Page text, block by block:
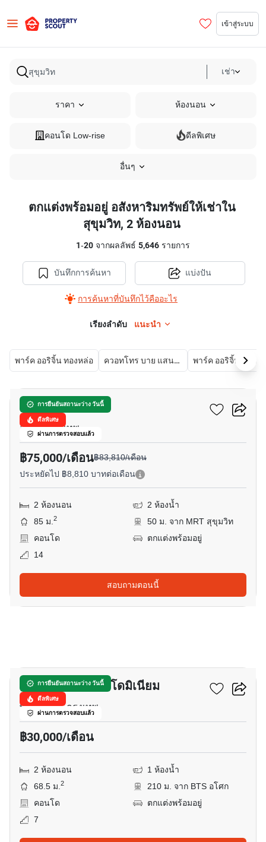
เข้าสู่ระบบ
เช่า
ราคา ห้องนอน
คอนโด Low-rise ดีลพิเศษ
อื่นๆ
ตกแต่งพร้อมอยู่ อสังหาริมทรัพย์ให้เช่าใน
สุขุมวิท, 2 ห้องนอน
1-20 จากผลลัพธ์ 5,646 รายการ
บันทึกการค้นหา
การค้นหาที่บันทึกไว้คืออะไร
แบ่งปัน
เรียงลำดับ แนะนำ
พาร์ค ออริจิ้น ทองหล่อ ควอทโทร บาย แสนสิริ
การยืนยันสถานะว่าง วันนี้
ดีลพิเศษ
ผ่านการตรวจสอบแล้ว
เซเลส อโศก
อโศก, กรุงเทพ
฿75,000/เดือน฿83,810/เดือน
ประหยัดไป ฿8,810 บาทต่อเดือน
2 ห้องนอน
2 ห้องน้ำ
85 ม.2
50 ม. จาก MRT สุขุมวิท
คอนโด
ตกแต่งพร้อมอยู่
14
สอบถามตอนนี้
การยืนยันสถานะว่าง วันนี้
ดีลพิเศษ
ผ่านการตรวจสอบแล้ว
ประสานมิตร คอนโดมิเนียม
พร้อมพงษ์, กรุงเทพ
฿30,000/เดือน
2 ห้องนอน
1 ห้องน้ำ
68.5 ม.2
210 ม. จาก BTS อโศก
คอนโด
ตกแต่งพร้อมอยู่
7